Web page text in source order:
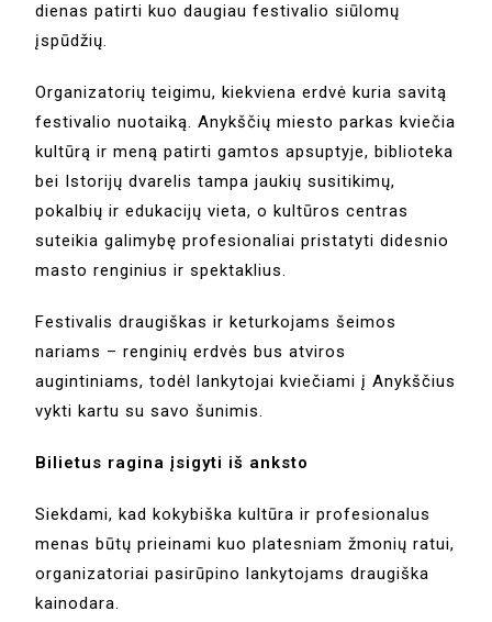
dienas patirti kuo daugiau festivalio siūlomų
įspūdžių.
Organizatorių teigimu, kiekviena erdvė kuria savitą
festivalio nuotaiką. Anykščių miesto parkas kviečia
kultūrą ir meną patirti gamtos apsuptyje, biblioteka
bei Istorijų dvarelis tampa jaukių susitikimų,
pokalbių ir edukacijų vieta, o kultūros centras
suteikia galimybę profesionaliai pristatyti didesnio
masto renginius ir spektaklius.
Festivalis draugiškas ir keturkojams šeimos
nariams – renginių erdvės bus atviros
augintiniams, todėl lankytojai kviečiami į Anykščius
vykti kartu su savo šunimis.
Bilietus ragina įsigyti iš anksto
Siekdami, kad kokybiška kultūra ir profesionalus
menas būtų prieinami kuo platesniam žmonių ratui,
organizatoriai pasirūpino lankytojams draugiška
kainodara.